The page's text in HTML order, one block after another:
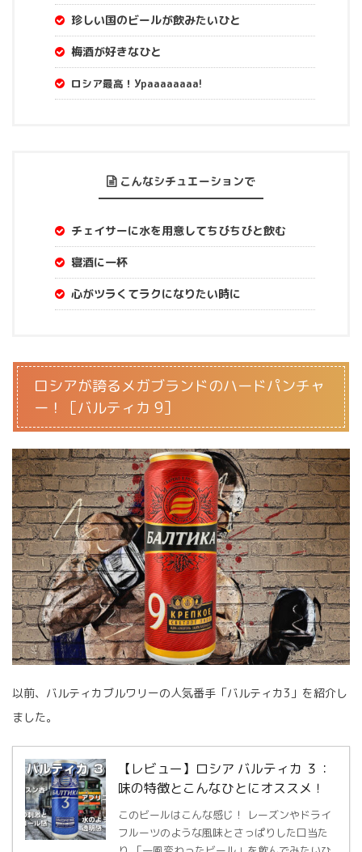
珍しい国のビールが飲みたいひと
梅酒が好きなひと
ロシア最高！Ураааааааа!
こんなシチュエーションで
チェイサーに水を用意してちびちびと飲む
寝酒に一杯
心がツラくてラクになりたい時に
ロシアが誇るメガブランドのハードパンチャ
ー！［バルティカ 9］
以前、バルティカブルワリーの人気番手「バルティカ3」を紹介し
ました。
【レビュー】ロシア バルティカ ３：
味の特徴とこんなひとにオススメ！
このビールはこんな感じ！ レーズンやドライ
フルーツのような風味とさっぱりした口当た